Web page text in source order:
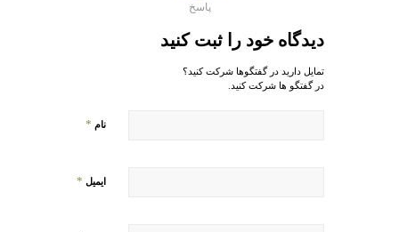
پاسخ
دیدگاه خود را ثبت کنید
تمایل دارید در گفتگوها شرکت کنید؟
در گفتگو ها شرکت کنید.
نام *
ایمیل *